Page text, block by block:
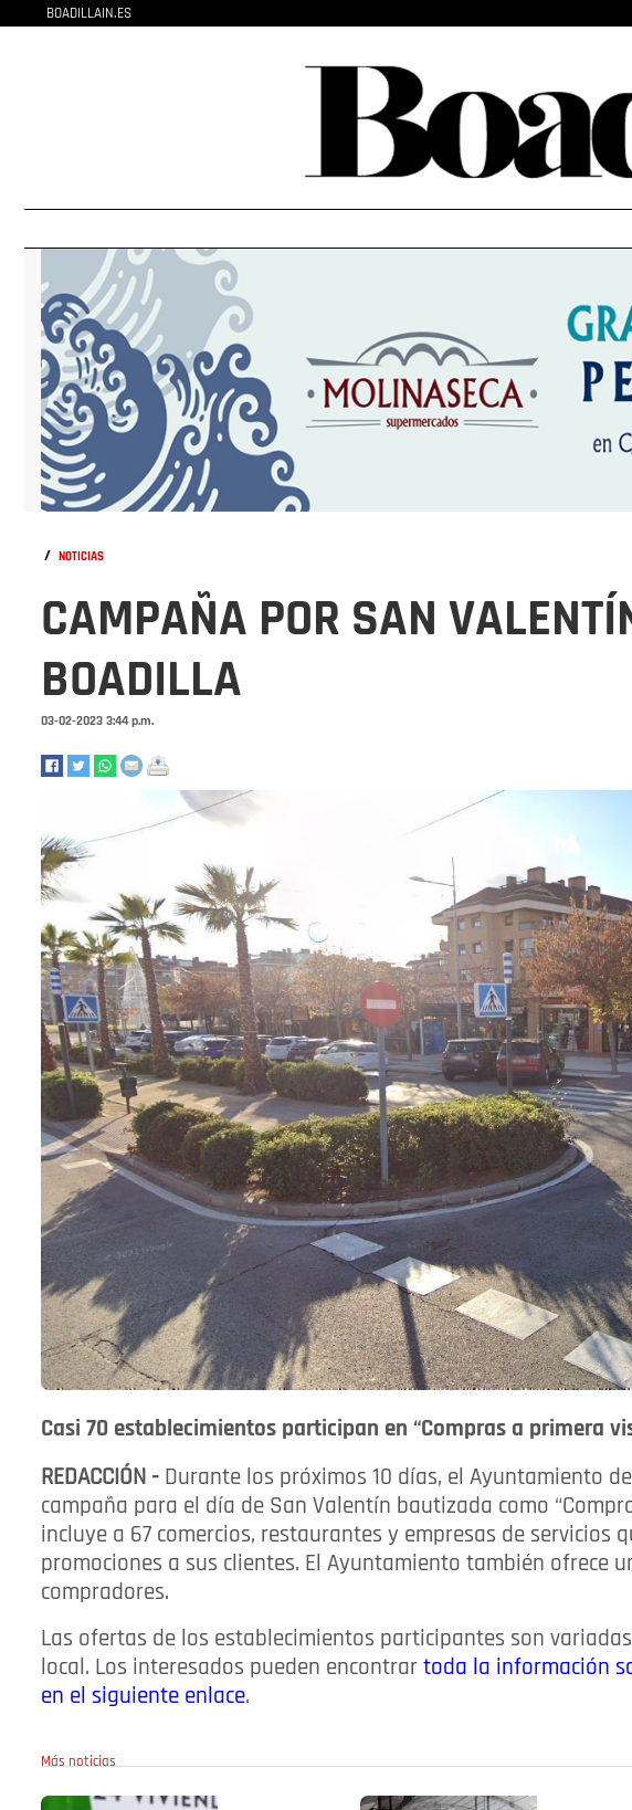
BOADILLAIN.ES
/ NOTICIAS
CAMPAÑA POR SAN
BOADILLA
03-02-2023 3:44 p.m.
Casi 70 establecimientos participan en “Compras a primera
REDACCIÓN - Durante los próximos 10 días, el Ayuntamiento
campaña para el día de San Valentín bautizada como
incluye a 67 comercios, restaurantes y empresas de servicios
promociones a sus clientes. El Ayuntamiento también ofrece
compradores.
Las ofertas de los establecimientos participantes son
local. Los interesados pueden encontrar toda la información
en el siguiente enlace.
Más noticias